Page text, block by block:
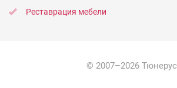
Реставрация мебели
© 2007–2026 Тюнерус